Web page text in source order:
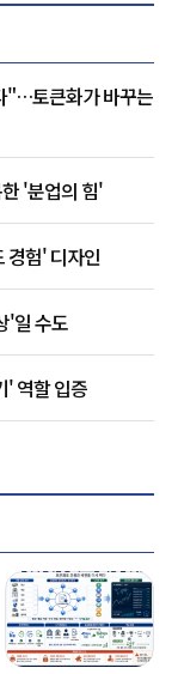
"…토큰화가 바꾸는
'분업의 힘'
경험' 디자인
'일 수도
' 역할 입증